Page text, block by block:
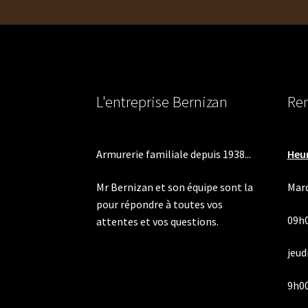
L'entreprise Bernizan
Armurerie familiale depuis 1938...
Mr Bernizan et son équipe sont la
pour répondre à toutes vos
attentes et vos questions.